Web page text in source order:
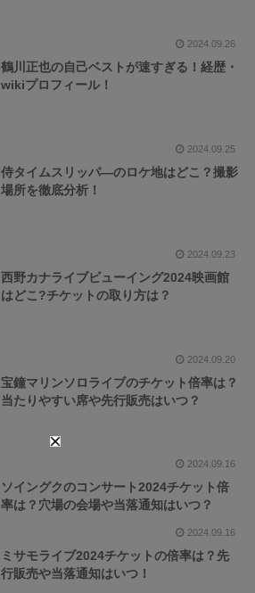
2024.09.26
鶴川正也の自己ベストが速すぎる！経歴・
wikiプロフィール！
2024.09.25
侍タイムスリッパ―のロケ地はどこ？撮影
場所を徹底分析！
2024.09.23
西野カナライブビューイング2024映画館
はどこ?チケットの取り方は？
2024.09.20
宝鐘マリンソロライブのチケット倍率は？
当たりやすい席や先行販売はいつ？
2024.09.16
ソイングクのコンサート2024チケット倍
率は？穴場の会場や当落通知はいつ？
2024.09.16
ミサモライブ2024チケットの倍率は？先
行販売や当落通知はいつ！